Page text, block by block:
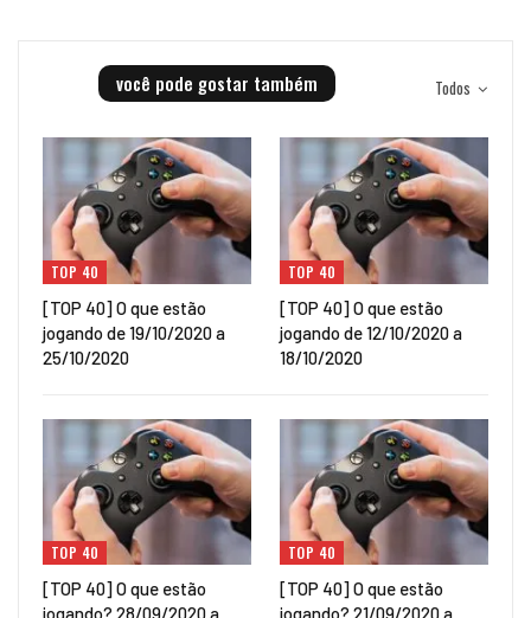
Todos
você pode gostar também
TOP 40
[TOP 40] O que estão
jogando de 19/10/2020 a
25/10/2020
TOP 40
[TOP 40] O que estão
jogando de 12/10/2020 a
18/10/2020
TOP 40
[TOP 40] O que estão
jogando? 28/09/2020 a
TOP 40
[TOP 40] O que estão
jogando? 21/09/2020 a